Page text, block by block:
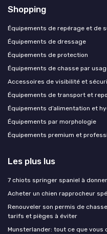
Shopping
Équipements de repérage et de
Équipements de dressage
Équipements de protection
Équipements de chasse par
Accessoires de visibilité et
Équipements de transport et
Équipements d’alimentation et
Équipements par morphologie
Équipements premium et
Les plus lus
7 chiots springer spaniel à donner
Acheter un chien rapprocheur
Renouveler son permis de
tarifs et pièges à éviter
Munsterlander: tout ce que vous